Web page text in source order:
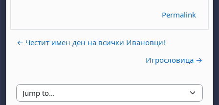
Permalink
← Честит имен ден на всички Ивановци!
Игрословица →
Jump to...
15 August
16 August